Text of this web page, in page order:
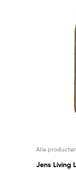
Alle producten
Jens Living